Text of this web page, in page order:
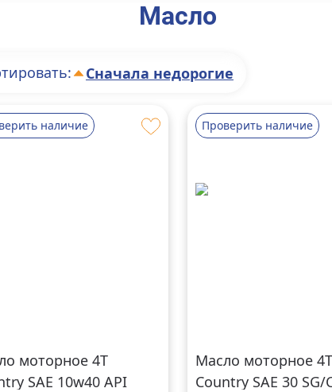
Масло
Сначала недорогие
наличие
моторное 4Т
SAE 10w40 API
Проверить наличие
Масло моторное 4Т
Country SAE 30 SG/